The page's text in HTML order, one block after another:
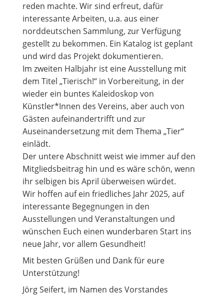
reden machte. Wir sind erfreut, dafür
interessante Arbeiten, u.a. aus einer
norddeutschen Sammlung, zur Verfügung
gestellt zu bekommen. Ein Katalog ist geplant
und wird das Projekt dokumentieren.
Im zweiten Halbjahr ist eine Ausstellung mit
dem Titel „Tierisch!“ in Vorbereitung, in der
wieder ein buntes Kaleidoskop von
Künstler*Innen des Vereins, aber auch von
Gästen aufeinandertrifft und zur
Auseinandersetzung mit dem Thema „Tier“
einlädt.
Der untere Abschnitt weist wie immer auf den
Mitgliedsbeitrag hin und es wäre schön, wenn
ihr selbigen bis April überweisen würdet.
Wir hoffen auf ein friedliches Jahr 2025, auf
interessante Begegnungen in den
Ausstellungen und Veranstaltungen und
wünschen Euch einen wunderbaren Start ins
neue Jahr, vor allem Gesundheit!
Mit besten Grüßen und Dank für eure
Unterstützung!
Jörg Seifert, im Namen des Vorstandes